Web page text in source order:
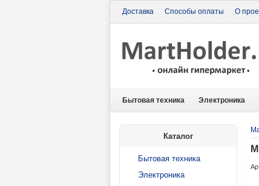
Доставка Способы оплаты О
Бытовая техника Электроника
Каталог
Бытовая техника
Электроника